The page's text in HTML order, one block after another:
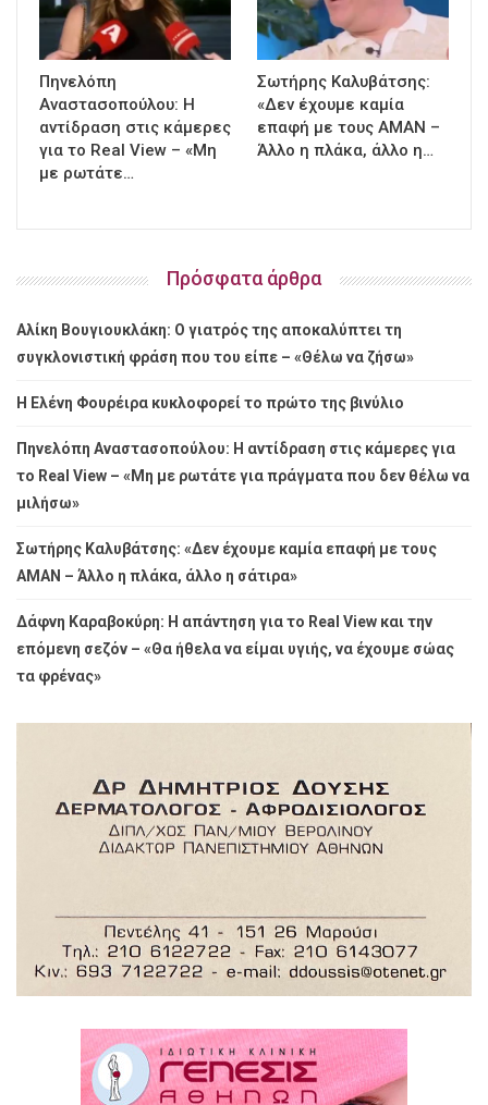
Πηνελόπη
Αναστασοπούλου: Η
αντίδραση στις κάμερες
για το Real View – «Μη
με ρωτάτε…
Σωτήρης Καλυβάτσης:
«Δεν έχουμε καμία
επαφή με τους ΑΜΑΝ –
Άλλο η πλάκα, άλλο η…
Πρόσφατα άρθρα
Αλίκη Βουγιουκλάκη: Ο γιατρός της αποκαλύπτει τη
συγκλονιστική φράση που του είπε – «Θέλω να ζήσω»
Η Ελένη Φουρέιρα κυκλοφορεί το πρώτο της βινύλιο
Πηνελόπη Αναστασοπούλου: Η αντίδραση στις κάμερες για
το Real View – «Μη με ρωτάτε για πράγματα που δεν θέλω να
μιλήσω»
Σωτήρης Καλυβάτσης: «Δεν έχουμε καμία επαφή με τους
ΑΜΑΝ – Άλλο η πλάκα, άλλο η σάτιρα»
Δάφνη Καραβοκύρη: Η απάντηση για το Real View και την
επόμενη σεζόν – «Θα ήθελα να είμαι υγιής, να έχουμε σώας
τα φρένας»